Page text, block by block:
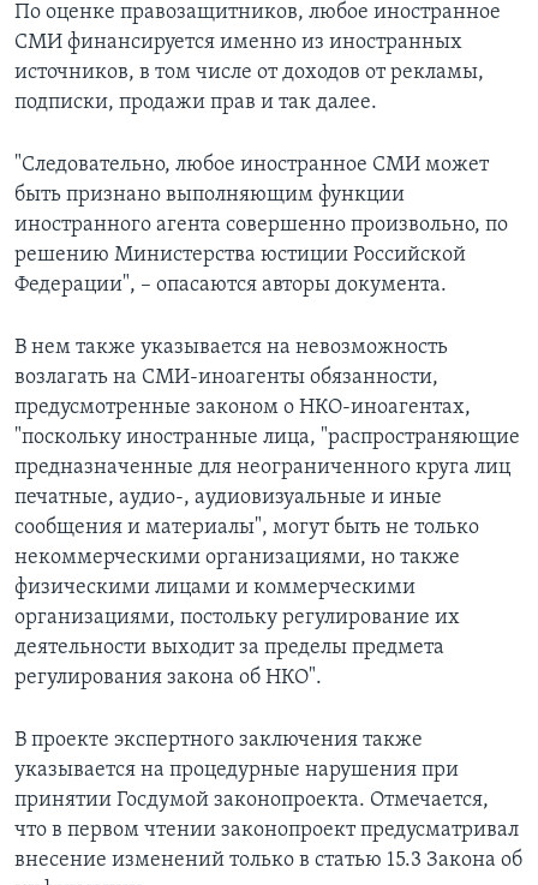
По оценке правозащитников, любое иностранное
СМИ финансируется именно из иностранных
источников, в том числе от доходов от рекламы,
подписки, продажи прав и так далее.
"Следовательно, любое иностранное СМИ может
быть признано выполняющим функции
иностранного агента совершенно произвольно, по
решению Министерства юстиции Российской
Федерации", – опасаются авторы документа.
В нем также указывается на невозможность
возлагать на СМИ-иноагенты обязанности,
предусмотренные законом о НКО-иноагентах,
"поскольку иностранные лица, "распространяющие
предназначенные для неограниченного круга лиц
печатные, аудио-, аудиовизуальные и иные
сообщения и материалы", могут быть не только
некоммерческими организациями, но также
физическими лицами и коммерческими
организациями, постольку регулирование их
деятельности выходит за пределы предмета
регулирования закона об НКО".
В проекте экспертного заключения также
указывается на процедурные нарушения при
принятии Госдумой законопроекта. Отмечается,
что в первом чтении законопроект предусматривал
внесение изменений только в статью 15.3 Закона об